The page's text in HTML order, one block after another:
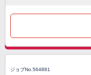
ジョブNo.564881